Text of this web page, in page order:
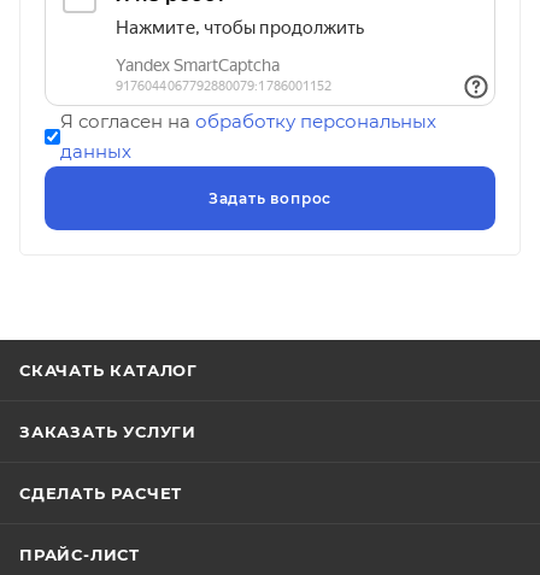
Я согласен на обработку персональных
данных
СКАЧАТЬ КАТАЛОГ
ЗАКАЗАТЬ УСЛУГИ
СДЕЛАТЬ РАСЧЕТ
ПРАЙС-ЛИСТ